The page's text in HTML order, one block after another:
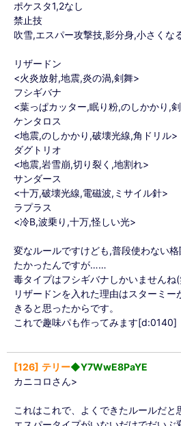
ポケスタ1,2なし
禁止技
吹雪,エスパー攻撃技,影分身,小さくな
リザードン
<火炎放射,地震,炎の渦,剣舞>
フシギバナ
<葉っぱカッター,眠り粉,のしかかり,
ケンタロス
<地震,のしかかり,破壊光線,角ドリル>
ダグトリオ
<地震,岩雪崩,切り裂く,地割れ>
サンダース
<十万,破壊光線,電磁波,ミサイル針>
ラプラス
<冷B,波乗り,十万,怪しい光>
変なルールですけども,普段使わない
たかったんですが……
毒タイプはフシギバナしかいませんね
リザードンを入れた理由はスターミ
きると思ったからです。
これで趣味パも作ってみます[d:0140]
126 テリー◆Y7WwE8PaYE
カニコロさん>
これはこれで、よくできたルールだ